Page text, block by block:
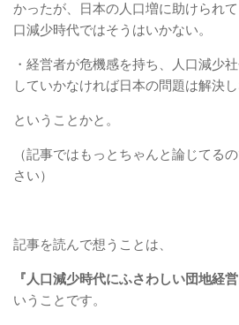
かったが、日本の人口増に助けられ
口減少時代ではそうはいかない。
・経営者が危機感を持ち、人口減少
していかなければ日本の問題は解決し
ということかと。
（記事ではもっとちゃんと論じてる
さい）
記事を読んで想うことは、
『人口減少時代にふさわしい団地経営
いうことです。